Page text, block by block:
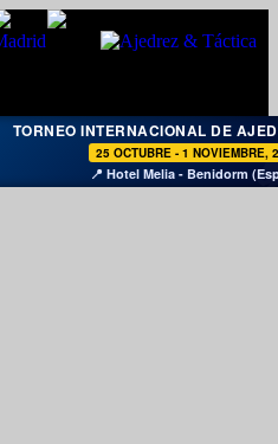
TORNEO INTERNACIONAL DE
25 OCTUBRE - 1 NOVIEMBRE,
📍 Hotel Melia - Benidorm